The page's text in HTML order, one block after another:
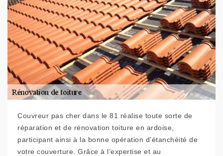
Couvreur pas cher dans le 81 réalise toute sorte de
réparation et de rénovation toiture en ardoise,
participant ainsi à la bonne opération d’étanchéité de
votre couverture. Grâce à l’expertise et au